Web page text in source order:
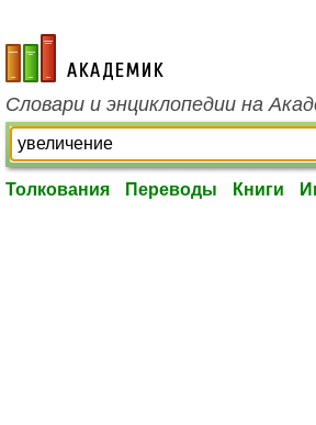
academic.ru
Словари и энциклопедии на
Толкования Переводы Книги